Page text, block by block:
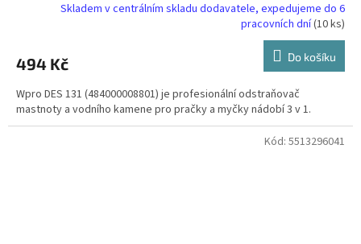
Skladem v centrálním skladu dodavatele, expedujeme do 6
pracovních dní(10 ks)
494 Kč Do košíku
Wpro DES 131 (484000008801) je profesionální odstraňovač
mastnoty a vodního kamene pro pračky a myčky nádobí 3 v 1.
Kód: 5513296041